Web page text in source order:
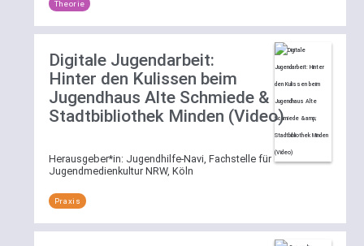
Theorie
Digitale Jugendarbeit:
Hinter den Kulissen beim
Jugendhaus Alte Schmiede &
Stadtbibliothek Minden (Video)
Herausgeber*in: Jugendhilfe-Navi, Fachstelle für
Jugendmedienkultur NRW, Köln
Praxis